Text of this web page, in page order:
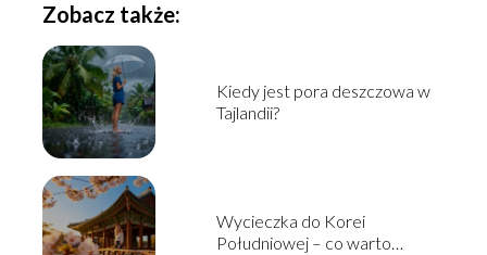
Zobacz także:
Kiedy jest pora deszczowa w
Tajlandii?
Wycieczka do Korei
Południowej – co warto